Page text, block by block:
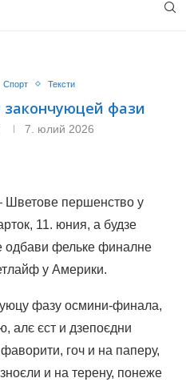
Спорт Тексти
фази
7. юлий 2026
першенство у
11. юния, а будзе
одбави фельке финалне
у Америки.
фазу осмини-финала,
алє єст и дзепоєдни
гоч и на паперу,
и на терену, понеже